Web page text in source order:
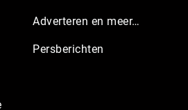
Adverteren en meer…
Persberichten